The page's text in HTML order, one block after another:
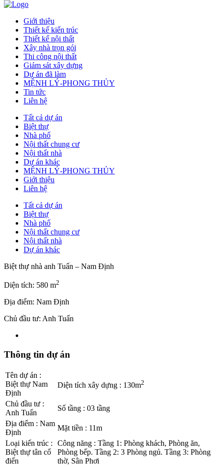
Giới thiệu
Thiết kế kiến trúc
Thiết kế nội thất
Xây nhà trọn gói
Thi công nội thất
Giám sát xây dựng
Dự án đã làm
MỆNH LÝ-PHONG THỦY
Tin tức
Liên hệ
Tất cả dự án
Biệt thự
Nhà phố
Nội thất chung cư
Nội thất nhà
Dự án khác
MỆNH LÝ-PHONG THỦY
Giới thiệu
Liên hệ
Tất cả dự án
Biệt thự
Nhà phố
Nội thất chung cư
Nội thất nhà
Dự án khác
Biệt thự nhà anh Tuấn – Nam Định
Diện tích: 580 m2
Địa điểm: Nam Định
Chủ đầu tư: Anh Tuấn
Thông tin dự án
Tên dự án :
Biệt thự Nam
Định
Diện tích xây dựng : 130m2
Chủ đầu tư :
Anh Tuấn
Số tầng : 03 tầng
Địa điểm : Nam
Định
Mặt tiền : 11m
Loại kiến trúc :
Biệt thự tân cổ
điển
Công năng : Tầng 1: Phòng khách, Phòng ăn,
Phòng bếp. Tầng 2: 3 Phòng ngủ. Tầng 3: Phòng
thờ, Sân Phơi